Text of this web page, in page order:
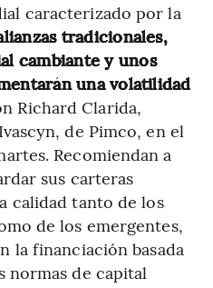
caracterizado por la
tradicionales,
cambiante y unos
una volatilidad
Richard Clarida,
de Pimco, en el
Recomiendan a
sus carteras
calidad tanto de los
de los emergentes,
la financiación basada
normas de capital